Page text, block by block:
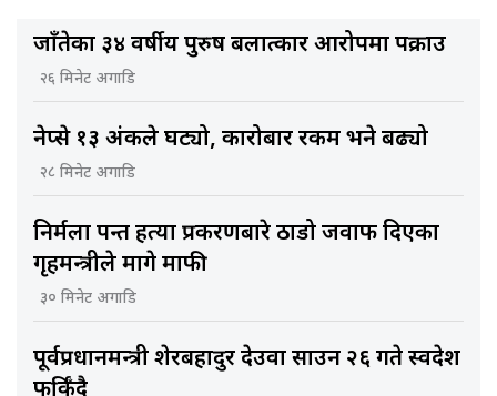
जाँतेका ३४ वर्षीय पुरुष बलात्कार आरोपमा पक्राउ
२६ मिनेट अगाडि
नेप्से १३ अंकले घट्यो, कारोबार रकम भने बढ्यो
२८ मिनेट अगाडि
निर्मला पन्त हत्या प्रकरणबारे ठाडो जवाफ दिएका
गृहमन्त्रीले मागे माफी
३० मिनेट अगाडि
पूर्वप्रधानमन्त्री शेरबहादुर देउवा साउन २६ गते स्वदेश
फर्किँदै